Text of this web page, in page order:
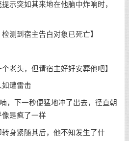
示突如其来地在他脑中炸响时，
到宿主告白对象已死亡】
头，但请宿主好好安葬他吧】
遭雷击
下一秒便猛地冲了出去，径直朝
是疯了一样
紧随其后，他不知发生了什